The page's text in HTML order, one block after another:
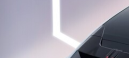
Volvo
Ostatní